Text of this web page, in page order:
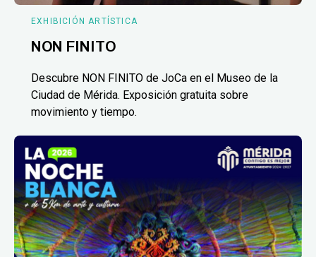
EXHIBICIÓN ARTÍSTICA
NON FINITO
Descubre NON FINITO de JoCa en el Museo de la
Ciudad de Mérida. Exposición gratuita sobre
movimiento y tiempo.